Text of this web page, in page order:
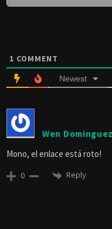
1 COMMENT
Newest
Wen
Mono, el enlace está roto!
0 Reply